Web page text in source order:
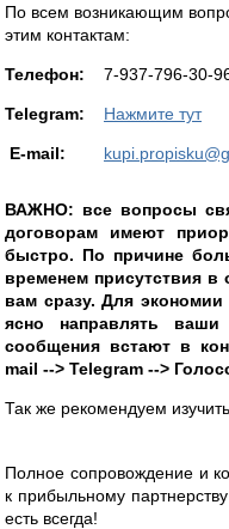
По всем возникающим
этим контактам:
Teлефон: 7-937-796-30-
Telegram: Нажмите тут
E-mail:
ВАЖНО: все вопросы
договорам имеют
быстро. По причине
временем присутствия
вам сразу. Для
ясно направлять
сообщения встают в
mail --> Telegram -->
Так же рекомендуем
Полное сопровождение и
к прибыльному
есть всегда!